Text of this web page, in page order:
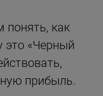
понять, как
это «Черный
прибыль.